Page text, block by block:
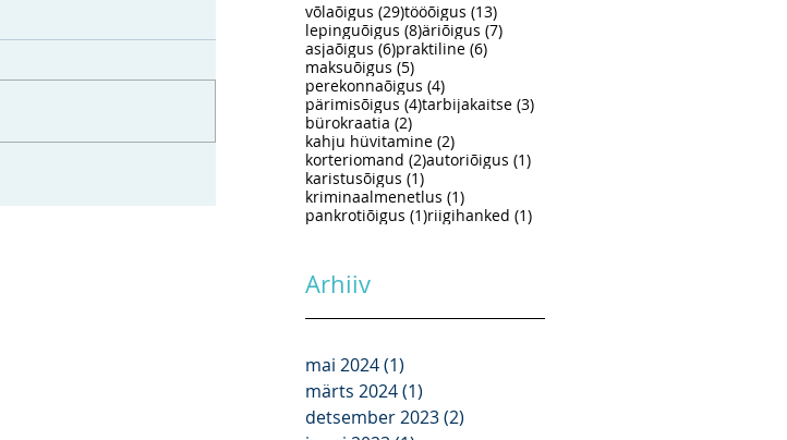
võlaõigus (29)29 posts
tööõigus (13)13 posts
lepinguõigus (8)8 posts
äriõigus (7)7 posts
asjaõigus (6)6 posts
praktiline (6)6 posts
maksuõigus (5)5 posts
perekonnaõigus (4)4 posts
pärimisõigus (4)4 posts
tarbijakaitse (3)3 posts
bürokraatia (2)2 posts
kahju hüvitamine (2)2 posts
korteriomand (2)2 posts
autoriõigus (1)1 post
karistusõigus (1)1 post
kriminaalmenetlus (1)1 post
pankrotiõigus (1)1 post
riigihanked (1)1 post
Arhiiv
mai 2024(1)
märts 2024(1)
detsember 2023(2)